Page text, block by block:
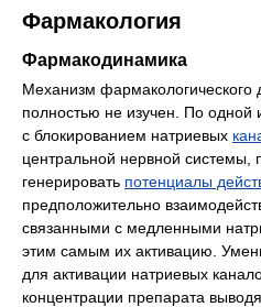
Фармакология
Фармакодинамика
Механизм фармакологического
полностью не изучен. По одной
с блокированием натриевых
центральной нервной
генерировать потенциалы
предположительно
связанными с медленными
этим самым их активацию.
для активации натриевых
концентрации препарата